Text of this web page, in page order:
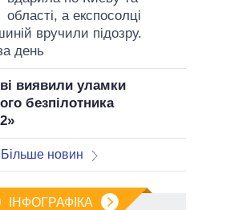
області, а експосолці
вручили підозру.
день
виявили уламки
безпілотника
Більше новин
ІНФОГРАФІКА